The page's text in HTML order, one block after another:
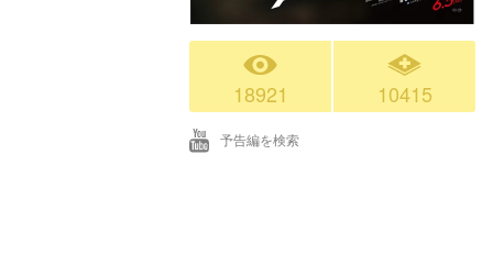
18921 10415
予告編を検索